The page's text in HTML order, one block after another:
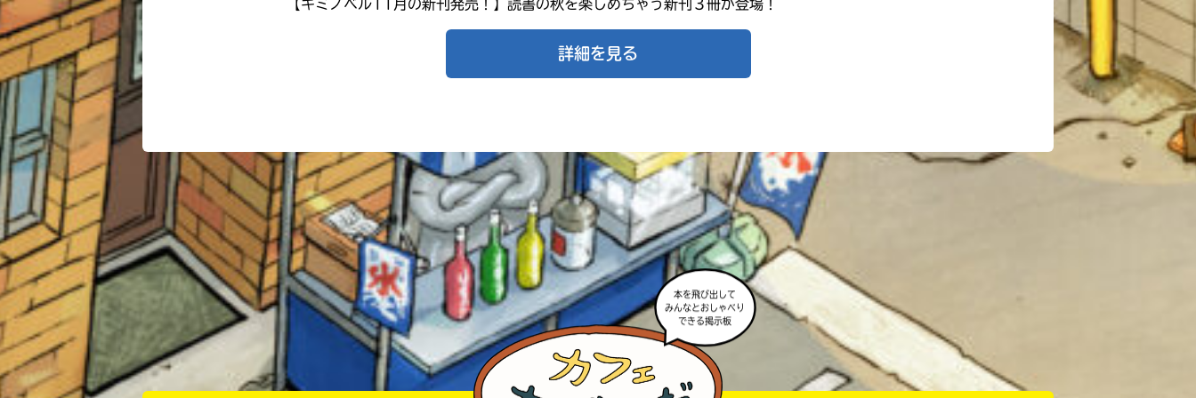
【キミノベル11月の新刊発売！】読書の秋を楽しめちゃう新刊３冊が登場！
詳細を見る
本を飛び出して
みんなとおしゃべり
できる掲示板